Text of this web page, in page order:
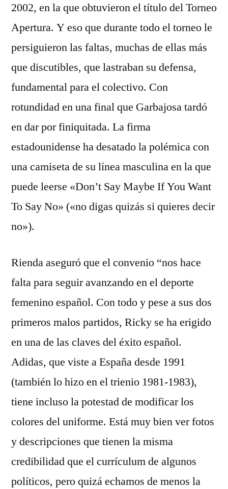
2002, en la que obtuvieron el título del Torneo
Apertura. Y eso que durante todo el torneo le
persiguieron las faltas, muchas de ellas más
que discutibles, que lastraban su defensa,
fundamental para el colectivo. Con
rotundidad en una final que Garbajosa tardó
en dar por finiquitada. La firma
estadounidense ha desatado la polémica con
una camiseta de su línea masculina en la que
puede leerse «Don’t Say Maybe If You Want
To Say No» («no digas quizás si quieres decir
no»).
Rienda aseguró que el convenio “nos hace
falta para seguir avanzando en el deporte
femenino español. Con todo y pese a sus dos
primeros malos partidos, Ricky se ha erigido
en una de las claves del éxito español.
Adidas, que viste a España desde 1991
(también lo hizo en el trienio 1981-1983),
tiene incluso la potestad de modificar los
colores del uniforme. Está muy bien ver fotos
y descripciones que tienen la misma
credibilidad que el currículum de algunos
políticos, pero quizá echamos de menos la